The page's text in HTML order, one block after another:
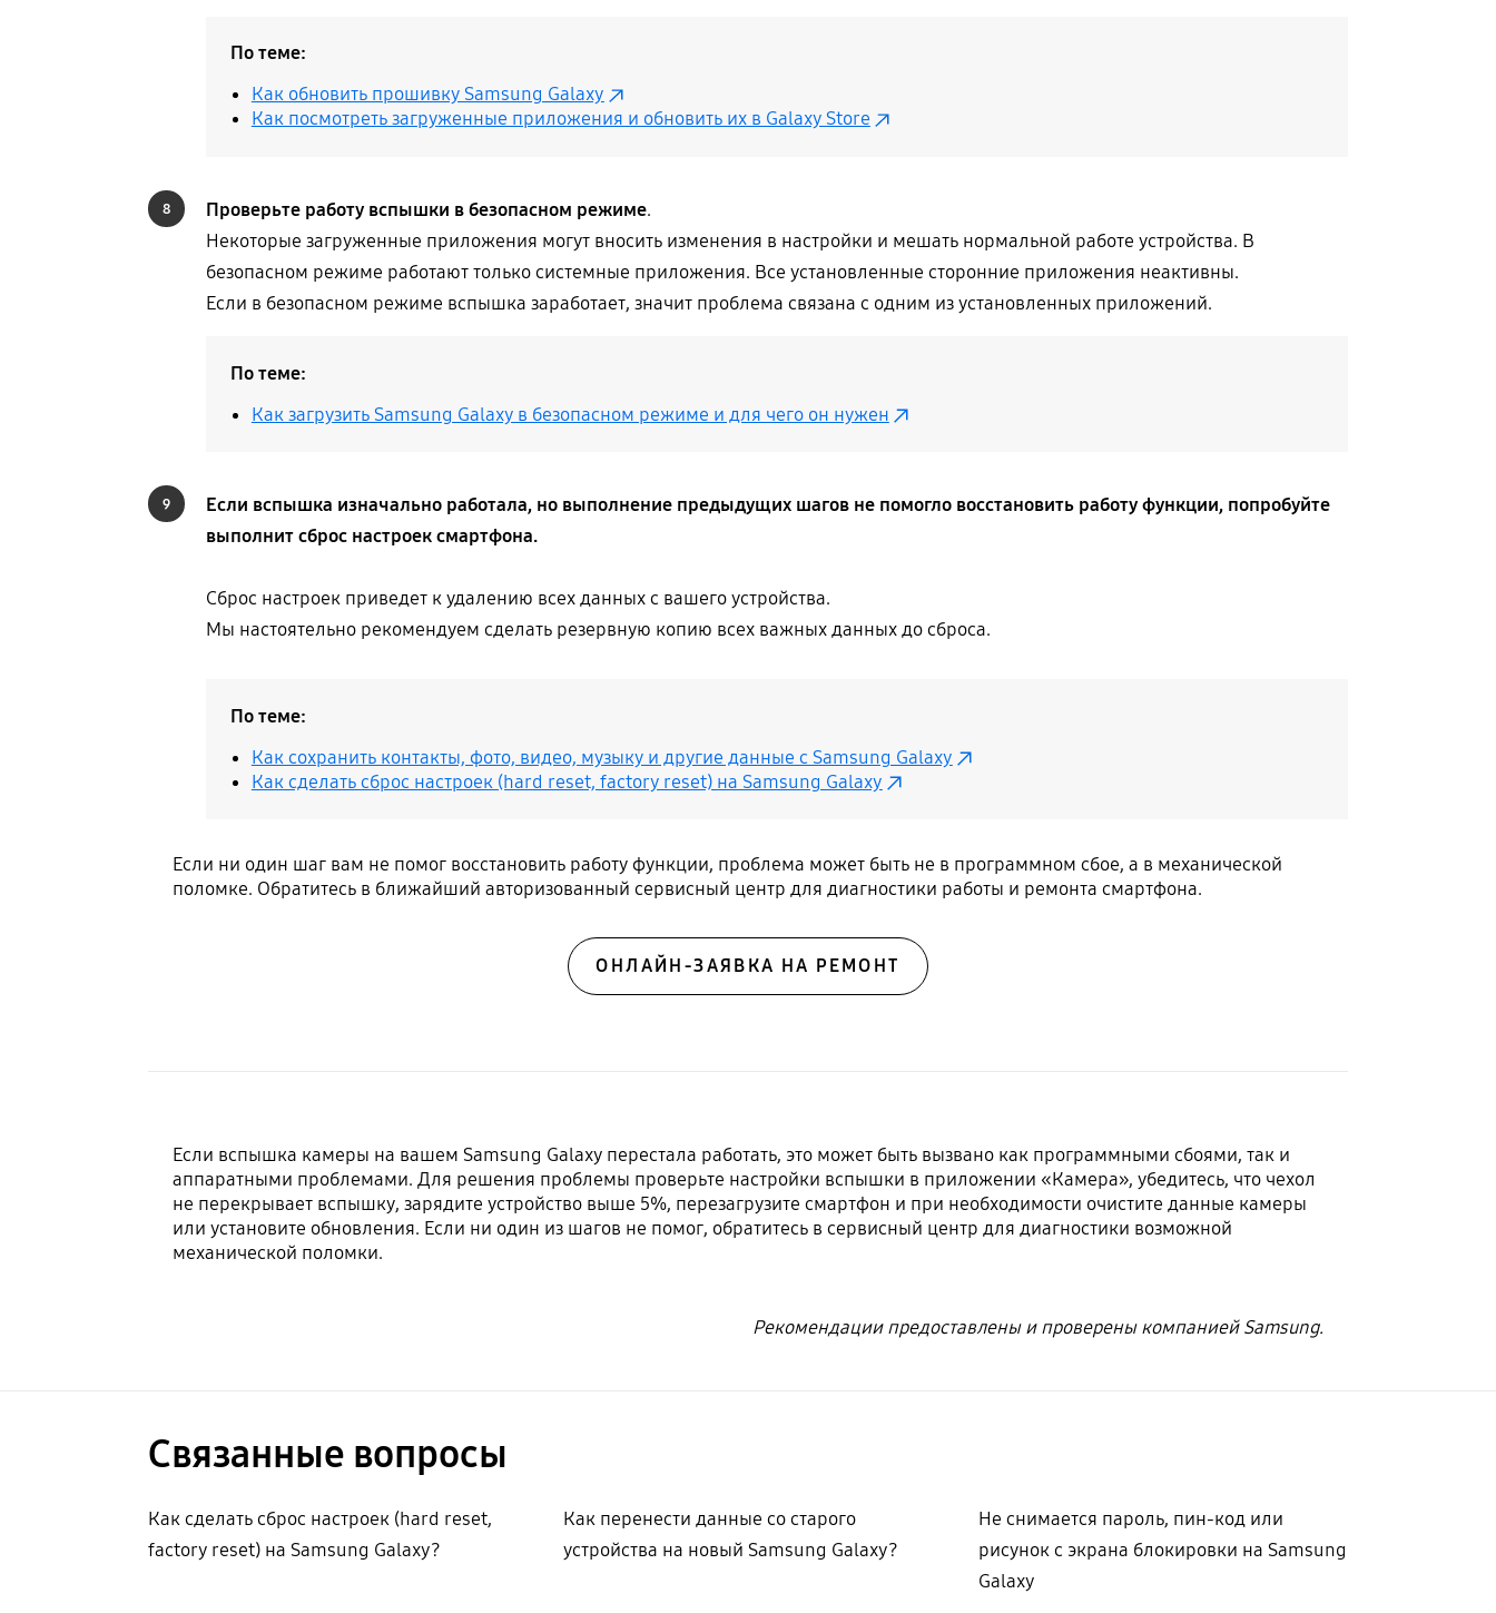
По теме:
Как обновить прошивку Samsung Galaxy
Как посмотреть загруженные приложения и обновить их в Galaxy Store
8 Проверьте работу вспышки в безопасном режиме.
Некоторые загруженные приложения могут вносить изменения в настройки и мешать нормальной работе устройства. В
безопасном режиме работают только системные приложения. Все установленные сторонние приложения неактивны.
Если в безопасном режиме вспышка заработает, значит проблема связана с одним из установленных приложений.
По теме:
Как загрузить Samsung Galaxy в безопасном режиме и для чего он нужен
9
Если вспышка изначально работала, но выполнение предыдущих шагов не помогло восстановить работу функции, попробуйте
выполнит сброс настроек смартфона.
Сброс настроек приведет к удалению всех данных с вашего устройства.
Мы настоятельно рекомендуем сделать резервную копию всех важных данных до сброса.
По теме:
Как сохранить контакты, фото, видео, музыку и другие данные с Samsung Galaxy
Как сделать сброс настроек (hard reset, factory reset) на Samsung Galaxy
Если ни один шаг вам не помог восстановить работу функции, проблема может быть не в программном сбое, а в механической
поломке. Обратитесь в ближайший авторизованный сервисный центр для диагностики работы и ремонта смартфона.
ОНЛАЙН-ЗАЯВКА НА РЕМОНТ
Если вспышка камеры на вашем Samsung Galaxy перестала работать, это может быть вызвано как программными сбоями, так и
аппаратными проблемами. Для решения проблемы проверьте настройки вспышки в приложении «Камера», убедитесь, что чехол
не перекрывает вспышку, зарядите устройство выше 5%, перезагрузите смартфон и при необходимости очистите данные камеры
или установите обновления. Если ни один из шагов не помог, обратитесь в сервисный центр для диагностики возможной
механической поломки.
Рекомендации предоставлены и проверены компанией Samsung.
Связанные вопросы
Как сделать сброс настроек (hard reset,
factory reset) на Samsung Galaxy?
Как перенести данные со старого
устройства на новый Samsung Galaxy?
Не снимается пароль, пин-код или
рисунок с экрана блокировки на Samsung
Galaxy